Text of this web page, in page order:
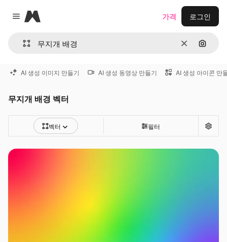
Close menu
Magnific
지우기이미지
가격 로그인
AI 생성 이미지 만들기 AI 생성 동영상 만들기 AI 생성 아이콘 만
무지개 배경 벡터
벡터 필터